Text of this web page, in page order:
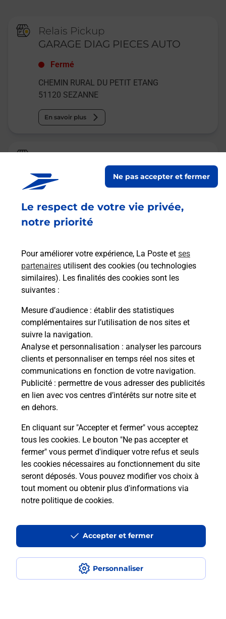
Le respect de votre vie privée,
notre priorité
Pour améliorer votre expérience, La Poste et ses
partenaires utilisent des cookies (ou technologies
similaires). Les finalités des cookies sont les
suivantes :
Mesure d’audience : établir des statistiques
complémentaires sur l’utilisation de nos sites et
suivre la navigation.
Analyse et personnalisation : analyser les parcours
clients et personnaliser en temps réel nos sites et
communications en fonction de votre navigation.
Publicité : permettre de vous adresser des publicités
en lien avec vos centres d’intérêts sur notre site et
en dehors.
En cliquant sur "Accepter et fermer" vous acceptez
tous les cookies. Le bouton "Ne pas accepter et
fermer" vous permet d'indiquer votre refus et seuls
les cookies nécessaires au fonctionnement du site
seront déposés. Vous pouvez modifier vos choix à
tout moment ou obtenir plus d'informations via
notre politique de cookies.
Personnaliser
Ne pas accepter et fermer
Accepter et fermer
Relais Pickup
GARAGE DIAG PIECES AUTO
Fermé
CHEMIN RURAL DU PETIT ETANG
51120 SEZANNE
En savoir plus
Relais Pickup
LECLERC OCCASION
ouvre lundi à 08h30
ROUTE DE TROYES
51120 SEZANNE
Malin !
La Poste
en ligne
Ouvert 24h/24
En savoir plus
CONSIGNE MARCHE AUX AFFAIRES SEZANE
Accessibilité : partiellement conforme
Conditions contractuelles
Mentions légales